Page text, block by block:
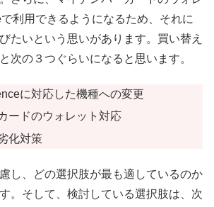
利用できるようになるため、それに
たいという思いがあります。買い替え
次の３つぐらいになると思います。
に対応した機種への変更
ードのウォレット対応
化対策
し、どの選択肢が最も適しているのか
。そして、検討している選択肢は、次